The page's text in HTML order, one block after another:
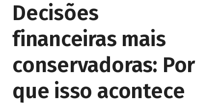
Decisões
financeiras mais
conservadoras: Por
que isso acontece